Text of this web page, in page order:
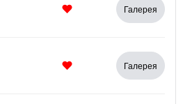
Галерея
Галерея